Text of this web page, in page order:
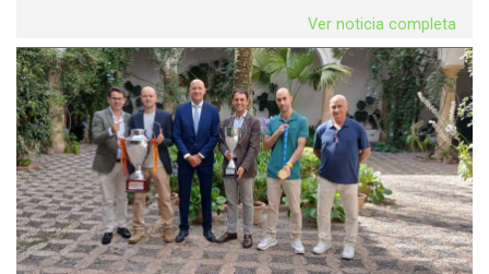
Ver noticia completa